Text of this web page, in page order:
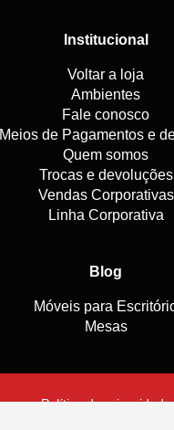
Institucional
Voltar a loja
Ambientes
Fale conosco
Meios de Pagamentos e
Quem somos
Trocas e devoluções
Vendas Corporativas
Linha Corporativa
Blog
Móveis para
Mesas
Política de privacidade